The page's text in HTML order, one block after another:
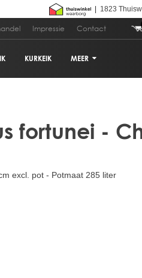
1823
Impressie Contact
KURKEIK MEER
PALMBOOM
fortunei -
excl. pot - Potmaat 285 liter